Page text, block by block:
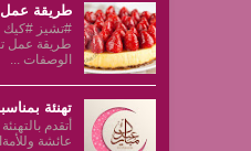
طريقة عمل
#تشيز
طريقة عمل
الوصفات ...
تهنئة
أتقدم
عائشة